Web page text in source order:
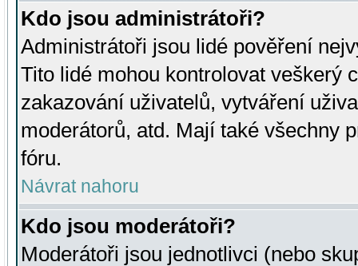
Kdo jsou administrátoři?
Administrátoři jsou lidé pověření
Tito lidé mohou kontrolovat veškerý
zakazování uživatelů, vytváření
moderátorů, atd. Mají také všechny
fóru.
Návrat nahoru
Kdo jsou moderátoři?
Moderátoři jsou jednotlivci (nebo